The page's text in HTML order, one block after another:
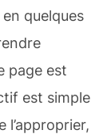
quelques
page est
est simple
l’approprier,